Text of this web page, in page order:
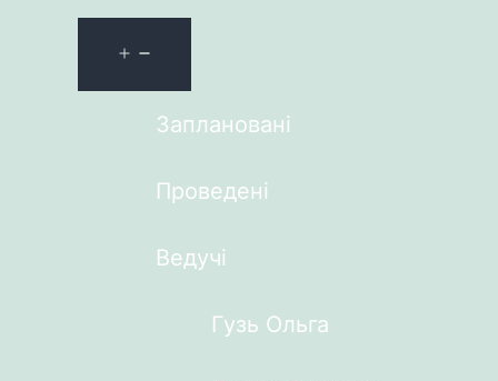
Заплановані
Проведені
Ведучі
Гузь Ольга